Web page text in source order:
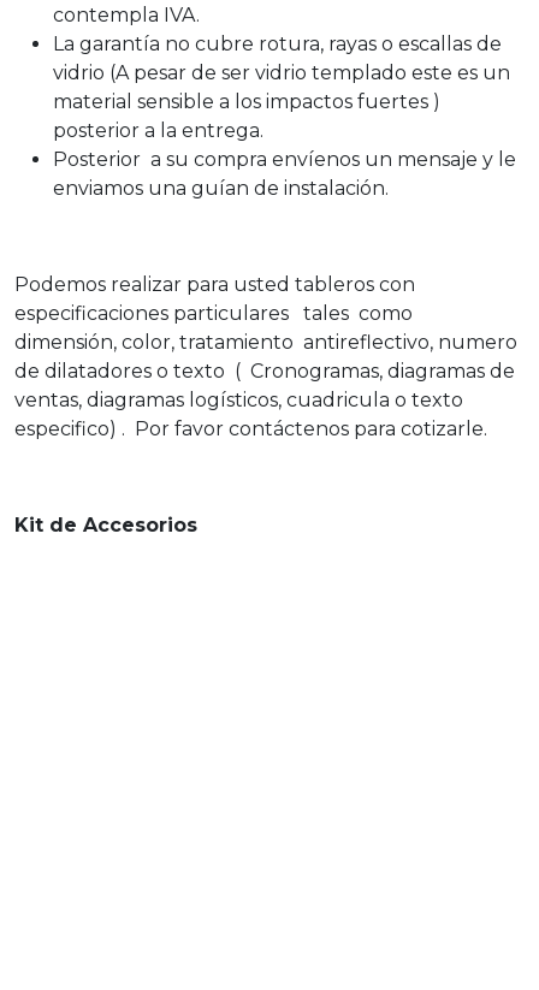
contempla IVA.
La garantía no cubre rotura, rayas o escallas de
vidrio (A pesar de ser vidrio templado este es un
material sensible a los impactos fuertes )
posterior a la entrega.
Posterior a su compra envíenos un mensaje y le
enviamos una guían de instalación.
Podemos realizar para usted tableros con
especificaciones particulares tales como
dimensión, color, tratamiento antireflectivo, numero
de dilatadores o texto ( Cronogramas, diagramas de
ventas, diagramas logísticos, cuadricula o texto
especifico) . Por favor contáctenos para cotizarle.
Kit de Accesorios